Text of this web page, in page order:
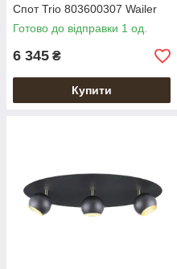
Спот Trio 803600307 Wailer
Готово до відправки 1 од.
6 345 ₴
Купити